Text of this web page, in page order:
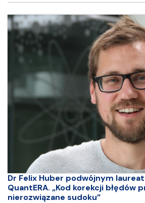
Dr Felix Huber podwójnym
QuantERA. „Kod korekcji błędów
nierozwiązane sudoku”